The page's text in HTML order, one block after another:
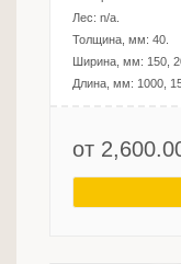
Лес: n/a
Толщина, мм: 40
Ширина, мм: 150,
Длина, мм: 1000,
от